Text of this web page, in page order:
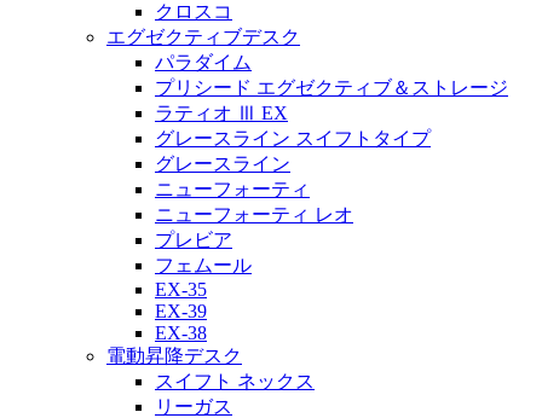
クロスコ
エグゼクティブデスク
パラダイム
プリシード エグゼクティブ＆ストレージ
ラティオ Ⅲ EX
グレースライン スイフトタイプ
グレースライン
ニューフォーティ
ニューフォーティ レオ
プレビア
フェムール
EX-35
EX-39
EX-38
電動昇降デスク
スイフト ネックス
リーガス